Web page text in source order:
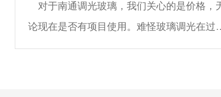
电控调光玻璃中的液晶膜在生产过程中的耐
对于南通调光玻璃，我们关心的是价格，
论现在是否有项目使用。难怪玻璃调光在过
两年里引起了广泛的关注首先知道，也许你